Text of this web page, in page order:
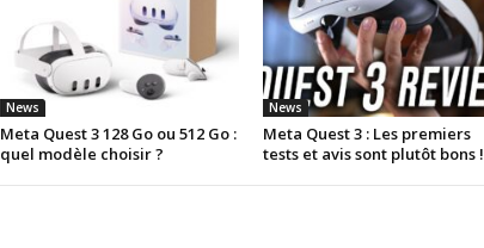
News
Meta Quest 3 128 Go ou 512 Go :
quel modèle choisir ?
News
Meta Quest 3 : Les premiers
tests et avis sont plutôt bons !